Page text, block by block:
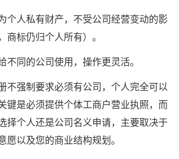
人私有财产，不受公司经营变动的影
商标仍归个人所有）。
同的公司使用，操作更灵活。
强制要求必须有公司，个人完全可以
键是必须提供个体工商户营业执照，而
择个人还是公司名义申请，主要取决于
愿以及您的商业结构规划。